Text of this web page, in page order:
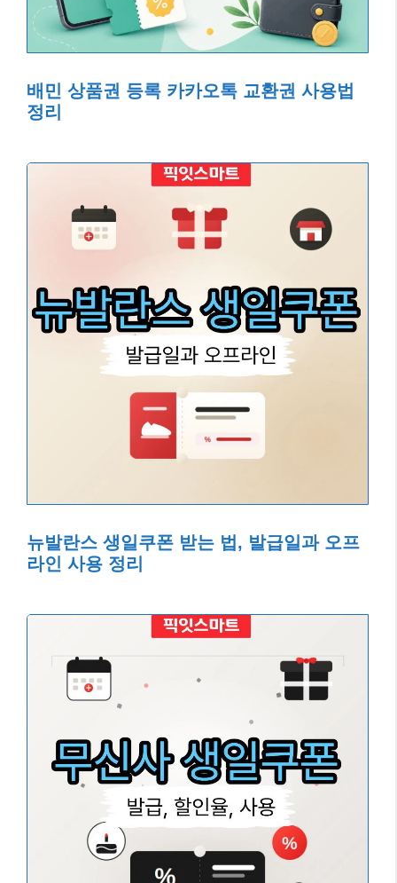
배민 상품권 등록 카카오톡 교환권 사용법
정리
뉴발란스 생일쿠폰 받는 법, 발급일과 오프
라인 사용 정리